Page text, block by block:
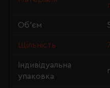
Об'єм
Щільність
Індивідуальна
упаковка